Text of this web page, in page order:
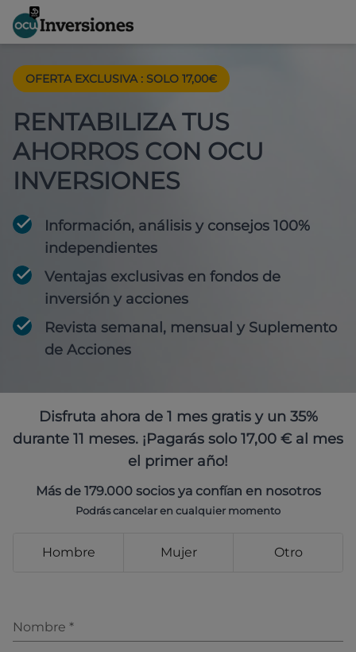
OFERTA EXCLUSIVA : SOLO 17,00€
RENTABILIZA TUS
AHORROS CON OCU
INVERSIONES
Información, análisis y consejos 100%
independientes
Ventajas exclusivas en fondos de
inversión y acciones
Revista semanal, mensual y Suplemento
de Acciones
Disfruta ahora de 1 mes gratis y un 35%
durante 11 meses. ¡Pagarás solo 17,00 € al mes
el primer año!
Más de 179.000 socios ya confían en nosotros
Podrás cancelar en cualquier momento
Hombre Mujer Otro
Nombre *